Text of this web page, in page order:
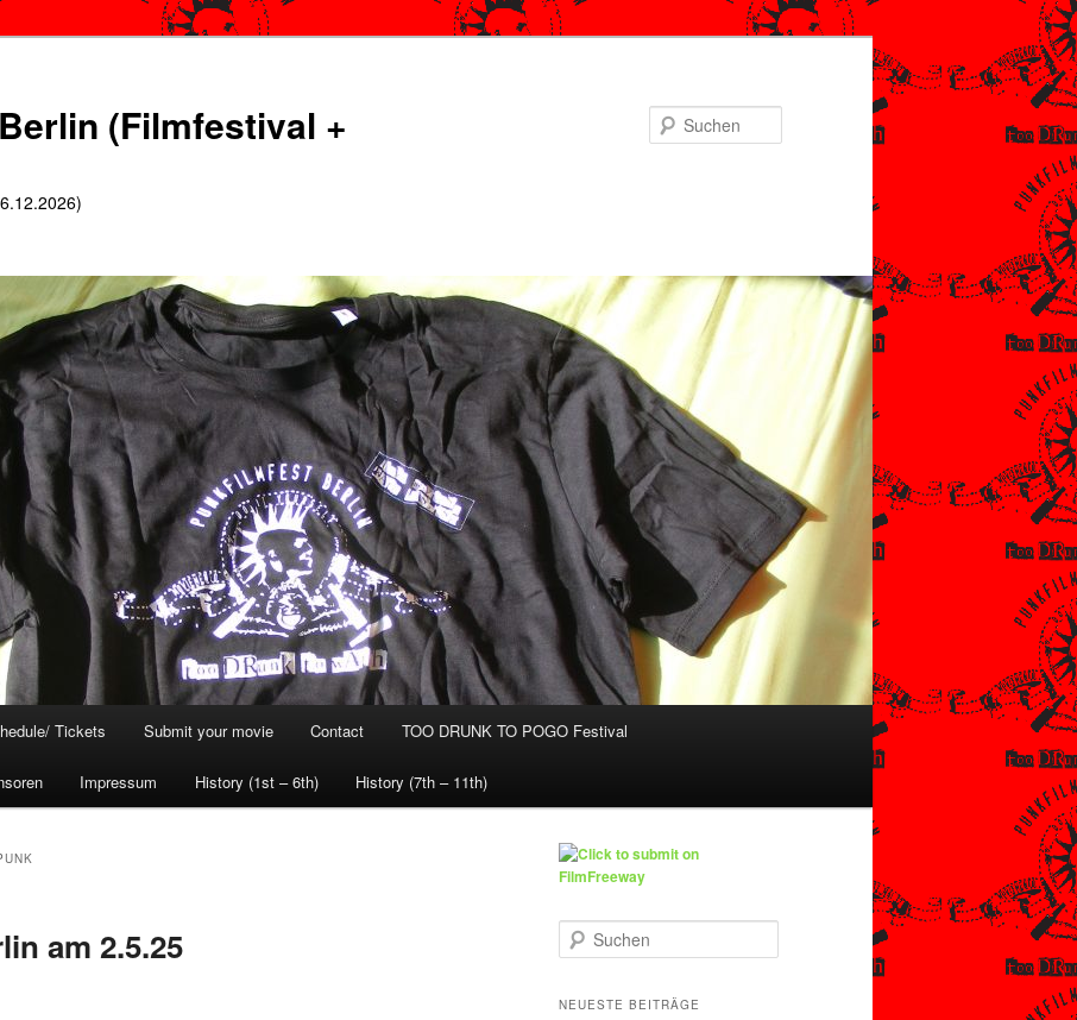
(Filmfestival +
Tickets Submit your movie Contact TOO DRUNK TO POGO Festival
Impressum History (1st – 6th) History (7th – 11th)
am 2.5.25
u
h
NEUESTE BEITRÄGE